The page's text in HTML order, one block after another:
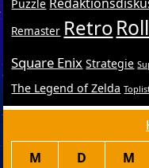
Puzzle
Remaster Retro
Square Enix Strategie
The Legend of Zelda
M D M